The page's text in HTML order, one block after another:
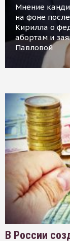
Мнение
на фоне
Кирилла о
абортам и
Павловой
В России